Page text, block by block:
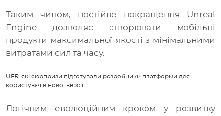
Таким чином, постійне покращення Unreal
Engine дозволяє створювати мобільні
продукти максимальної якості з мінімальними
витратами сил та часу.
UE5: які сюрпризи підготували розробники платформи для
користувачів нової версії
Логічним еволюційним кроком у розвитку